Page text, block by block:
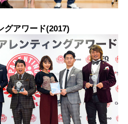
グアワード(2017)